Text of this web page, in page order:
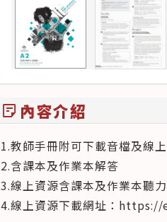
sticky_note_2 內容介紹
1.教師手冊附可下載音檔及線
2.含課本及作業本解答
3.線上資源含課本及作業本聽
4.線上資源下載網址：